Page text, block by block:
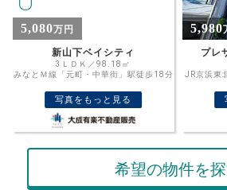
住宅ローン
金利
ボーナス
返済金額
資金計画のために査定額
格を入力して活用するの
売却価格
計算する
5,980万円
プレサンスロジェ横浜関内
2LDK／54.03㎡
JR京浜東北・根岸線「関内」駅徒歩3分
写真をもっと見る
4,690
京浜東北
希望の物件を